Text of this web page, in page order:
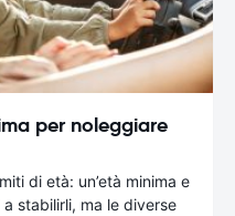
per noleggiare
di età: un’età minima e
a stabilirli, ma le diverse